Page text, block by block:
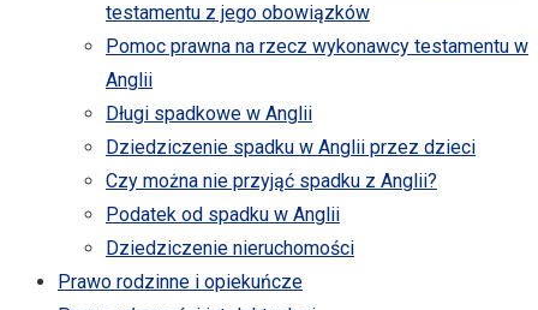
testamentu z jego obowiązków
Pomoc prawna na rzecz wykonawcy testamentu w
Anglii
Długi spadkowe w Anglii
Dziedziczenie spadku w Anglii przez dzieci
Czy można nie przyjąć spadku z Anglii?
Podatek od spadku w Anglii
Dziedziczenie nieruchomości
Prawo rodzinne i opiekuńcze